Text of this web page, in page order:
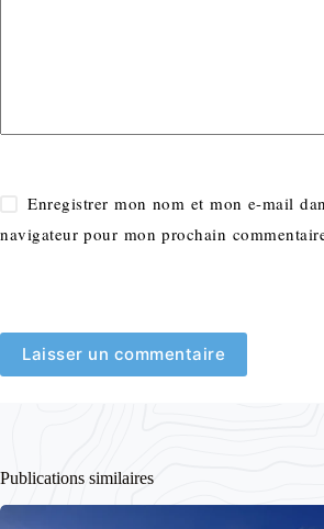
Enregistrer mon nom et mon e-mail
navigateur pour mon prochain
Laisser un commentaire
Publications similaires